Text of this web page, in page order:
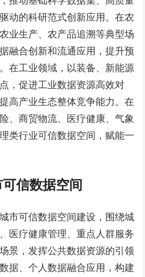
动的科研范式创新应用。在农
业生产、农产品追溯等典型场
融合创新和流通应用，提升预
在工业领域，以装备、新能源
，促进工业数据资源高效对
高产业生态整体竞争能力。在
、商贸物流、医疗健康、气象
类行业可信数据空间，赋能一
可信数据空间
市可信数据空间建设，围绕城
医疗健康管理、重点人群服务
景，发挥公共数据资源的引领
据、个人数据融合应用，构建